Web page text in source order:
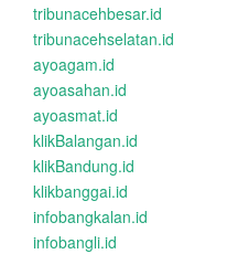
tribunacehbesar.id
tribunacehselatan.id
ayoagam.id
ayoasahan.id
ayoasmat.id
klikBalangan.id
klikBandung.id
klikbanggai.id
infobangkalan.id
infobangli.id